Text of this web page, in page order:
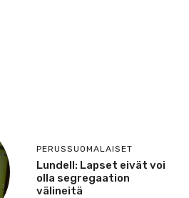
PERUSSUOMALAISET
Lundell: Lapset eivät voi
olla segregaation
välineitä